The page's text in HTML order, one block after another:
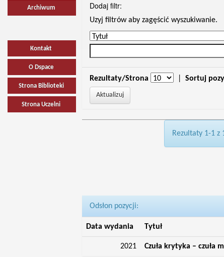
Archiwum
Kontakt
O Dspace
Strona Biblioteki
Strona Uczelni
Dodaj filtr:
Uzyj filtrów aby zagęścić wyszukiwanie.
Rezultaty/Strona Sortuj
Rezultaty 1-1 z
Odsłon pozycji:
Data wydania Tytuł
2021 Czuła krytyka – czuła